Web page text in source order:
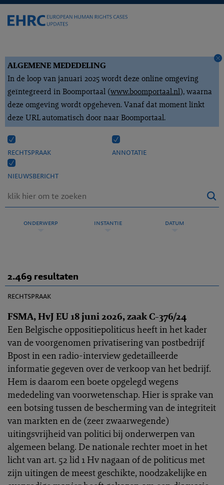
ALGEMENE MEDEDELING
In de loop van januari 2025 wordt deze online omgeving
geïntegreerd in Boomportaal (www.boomportaal.nl), waarna
deze omgeving wordt opgeheven. Vanaf dat moment linkt
deze URL automatisch door naar Boomportaal.
rechtspraak annotatie
nieuwsbericht
onderwerp instantie datum
2.469 resultaten
rechtspraak
FSMA, HvJ EU 18 juni 2026, zaak C-376/24
Een Belgische oppositiepoliticus heeft in het kader
van de voorgenomen privatisering van postbedrijf
Bpost in een radio-interview gedetailleerde
informatie gegeven over de verkoop van het bedrijf.
Hem is daarom een boete opgelegd wegens
mededeling van voorwetenschap. Hier is sprake van
een botsing tussen de bescherming van de integriteit
van markten en de (zeer zwaarwegende)
uitingsvrijheid van politici bij onderwerpen van
algemeen belang. De nationale rechter moet in het
licht van art. 52 lid 1 Hv nagaan of de politicus met
zijn uitingen de meest geschikte, noodzakelijke en